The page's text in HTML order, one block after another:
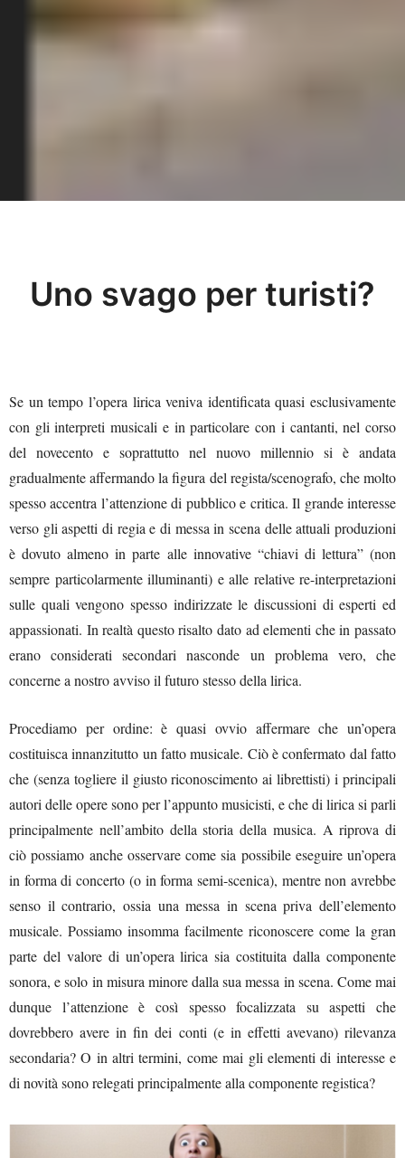
Uno svago per turisti?
Se un tempo l’opera lirica veniva identificata quasi esclusivamente
con gli interpreti musicali e in particolare con i cantanti, nel corso
del novecento e soprattutto nel nuovo millennio si è andata
gradualmente affermando la figura del regista/scenografo, che molto
spesso accentra l’attenzione di pubblico e critica. Il grande interesse
verso gli aspetti di regia e di messa in scena delle attuali produzioni
è dovuto almeno in parte alle innovative “chiavi di lettura” (non
sempre particolarmente illuminanti) e alle relative re-interpretazioni
sulle quali vengono spesso indirizzate le discussioni di esperti ed
appassionati. In realtà questo risalto dato ad elementi che in passato
erano considerati secondari nasconde un problema vero, che
concerne a nostro avviso il futuro stesso della lirica.
Procediamo per ordine: è quasi ovvio affermare che un’opera
costituisca innanzitutto un fatto musicale. Ciò è confermato dal fatto
che (senza togliere il giusto riconoscimento ai librettisti) i principali
autori delle opere sono per l’appunto musicisti, e che di lirica si parli
principalmente nell’ambito della storia della musica. A riprova di
ciò possiamo anche osservare come sia possibile eseguire un’opera
in forma di concerto (o in forma semi-scenica), mentre non avrebbe
senso il contrario, ossia una messa in scena priva dell’elemento
musicale. Possiamo insomma facilmente riconoscere come la gran
parte del valore di un’opera lirica sia costituita dalla componente
sonora, e solo in misura minore dalla sua messa in scena. Come mai
dunque l’attenzione è così spesso focalizzata su aspetti che
dovrebbero avere in fin dei conti (e in effetti avevano) rilevanza
secondaria? O in altri termini, come mai gli elementi di interesse e
di novità sono relegati principalmente alla componente registica?